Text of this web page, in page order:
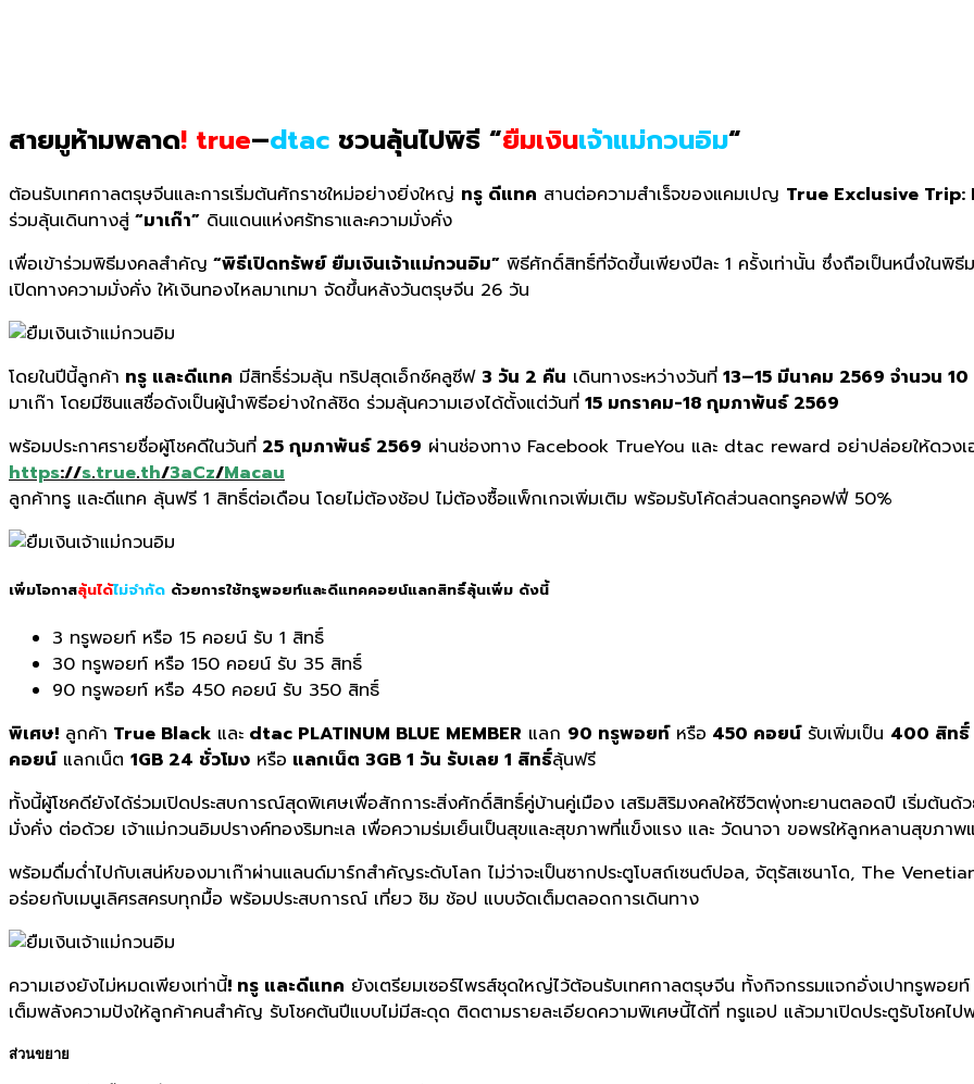
สายมูห้ามพลาด! true–dtac ชวนลุ้นไปพิธี “ยืมเงินเจ้าแม่กวนอิม“
ต้อนรับเทศกาลตรุษจีนและการเริ่มต้นศักราชใหม่อย่างยิ่งใหญ่ ทรู ดีแทค สานต่อความสำเร็จของแคมเปญ True Exclusive Trip:
ร่วมลุ้นเดินทางสู่ “มาเก๊า” ดินแดนแห่งศรัทธาและความมั่งคั่ง
เพื่อเข้าร่วมพิธีมงคลสำคัญ “พิธีเปิดทรัพย์ ยืมเงินเจ้าแม่กวนอิม” พิธีศักดิ์สิทธิ์ที่จัดขึ้นเพียงปีละ 1 ครั้งเท่านั้น ซึ่งถือเป็นหนึ่งในพิธี
เปิดทางความมั่งคั่ง ให้เงินทองไหลมาเทมา จัดขึ้นหลังวันตรุษจีน 26 วัน
โดยในปีนี้ลูกค้า ทรู และดีแทค มีสิทธิ์ร่วมลุ้น ทริปสุดเอ็กซ์คลูซีฟ 3 วัน 2 คืน เดินทางระหว่างวันที่ 13–15 มีนาคม 2569 จำนวน 10
มาเก๊า โดยมีซินแสชื่อดังเป็นผู้นำพิธีอย่างใกล้ชิด ร่วมลุ้นความเฮงได้ตั้งแต่วันที่ 15 มกราคม-18 กุมภาพันธ์ 2569
พร้อมประกาศรายชื่อผู้โชคดีในวันที่ 25 กุมภาพันธ์ 2569 ผ่านช่องทาง Facebook TrueYou และ dtac reward อย่าปล่อยให้ดวง
https://s.true.th/3aCz/Macau
ลูกค้าทรู และดีแทค ลุ้นฟรี 1 สิทธิ์ต่อเดือน โดยไม่ต้องช้อป ไม่ต้องซื้อแพ็กเกจเพิ่มเติม พร้อมรับโค้ดส่วนลดทรูคอฟฟี่ 50%
เพิ่มโอกาสลุ้นได้ไม่จำกัด ด้วยการใช้ทรูพอยท์และดีแทคคอยน์แลกสิทธิ์ลุ้นเพิ่ม ดังนี้
3 ทรูพอยท์ หรือ 15 คอยน์ รับ 1 สิทธิ์
30 ทรูพอยท์ หรือ 150 คอยน์ รับ 35 สิทธิ์
90 ทรูพอยท์ หรือ 450 คอยน์ รับ 350 สิทธิ์
พิเศษ! ลูกค้า True Black และ dtac PLATINUM BLUE MEMBER แลก 90 ทรูพอยท์หรือ 450 คอยน์รับเพิ่มเป็น 400 สิทธิ์
คอยน์แลกเน็ต 1GB 24 ชั่วโมง หรือ แลกเน็ต 3GB 1 วัน รับเลย 1 สิทธิ์ลุ้นฟรี
ทั้งนี้ผู้โชคดียังได้ร่วมเปิดประสบการณ์สุดพิเศษเพื่อสักการะสิ่งศักดิ์สิทธิ์คู่บ้านคู่เมือง เสริมสิริมงคลให้ชีวิตพุ่งทะยานตลอดปี เริ่มต้น
มั่งคั่ง ต่อด้วย เจ้าแม่กวนอิมปรางค์ทองริมทะเล เพื่อความร่มเย็นเป็นสุขและสุขภาพที่แข็งแรง และ วัดนาจา ขอพรให้ลูกหลานสุขภาพ
พร้อมดื่มด่ำไปกับเสน่ห์ของมาเก๊าผ่านแลนด์มาร์กสำคัญระดับโลก ไม่ว่าจะเป็นซากประตูโบสถ์เซนต์ปอล, จัตุรัสเซนาโด, The
อร่อยกับเมนูเลิศรสครบทุกมื้อ พร้อมประสบการณ์ เที่ยว ชิม ช้อป แบบจัดเต็มตลอดการเดินทาง
ความเฮงยังไม่หมดเพียงเท่านี้! ทรู และดีแทค ยังเตรียมเซอร์ไพรส์ชุดใหญ่ไว้ต้อนรับเทศกาลตรุษจีน ทั้งกิจกรรมแจกอั่งเปาทรูพอ
เต็มพลังความปังให้ลูกค้าคนสำคัญ รับโชคต้นปีแบบไม่มีสะดุด ติดตามรายละเอียดความพิเศษนี้ได้ที่ ทรูแอป แล้วมาเปิดประตูรับโชคไป
ส่วนขยาย